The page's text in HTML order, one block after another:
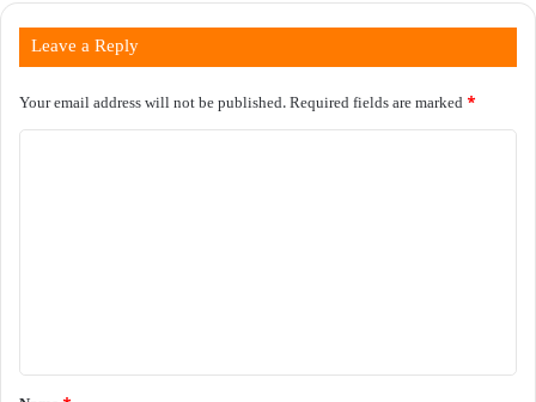
Leave a Reply
Your email address will not be published.Required fields are marked *
*